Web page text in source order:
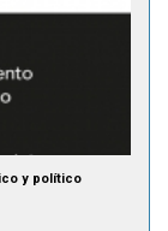
y político